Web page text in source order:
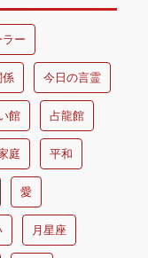
ラー
係 今日の言霊
館 占龍館
庭 平和
愛
月星座